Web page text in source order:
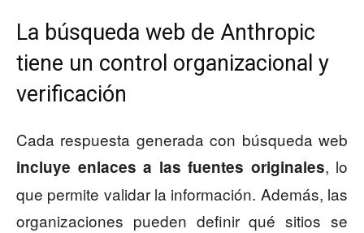
La búsqueda web de Anthropic
tiene un control organizacional y
verificación
Cada respuesta generada con búsqueda web
incluye enlaces a las fuentes originales, lo
que permite validar la información. Además, las
organizaciones pueden definir qué sitios se